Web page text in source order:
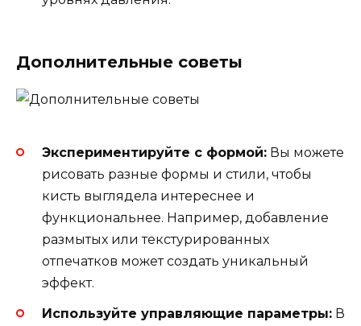
Дополнительные советы
Экспериментируйте с формой: Вы можете
рисовать разные формы и стили, чтобы
кисть выглядела интереснее и
функциональнее. Например, добавление
размытых или текстурированных
отпечатков может создать уникальный
эффект.
Используйте управляющие параметры: В